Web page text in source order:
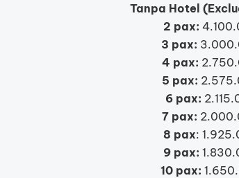
Tanpa Hotel
2 pax:
3 pax:
4 pax:
5 pax:
6 pax:
7 pax:
8 pax:
9 pax:
10 pax: